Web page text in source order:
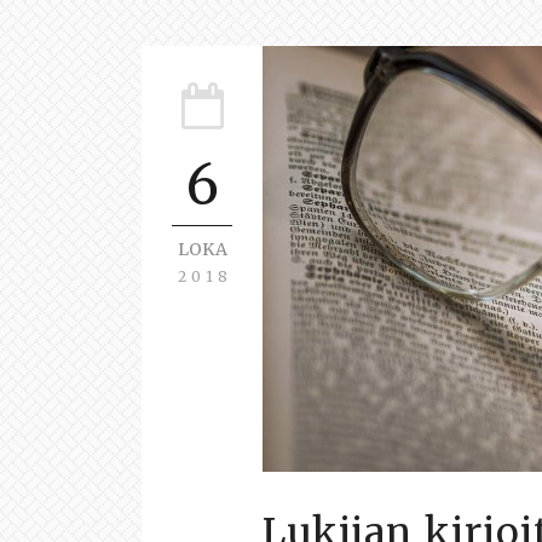
6
LOKA
2018